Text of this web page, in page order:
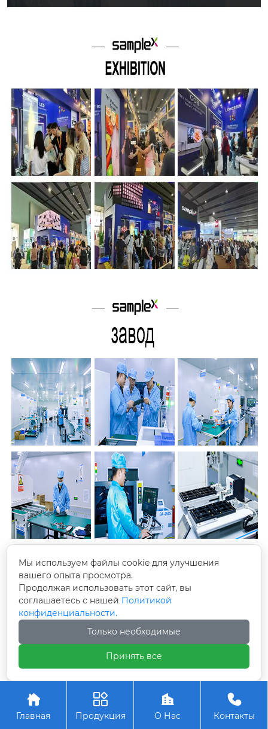

Главная

Продукция

О Нас

Контакты
Мы используем файлы cookie для улучшения
вашего опыта просмотра.
Продолжая использовать этот сайт, вы
соглашаетесь с нашей Политикой
конфиденциальности.
Только необходимые
Принять все